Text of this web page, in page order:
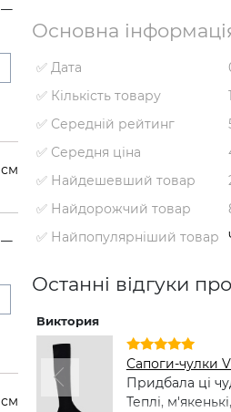
см
см
Основна
✅ Дата
✅ Кількість товару
✅ Середній рейтинг
✅ Середня ціна
✅ Найдешевший товар
✅ Найдорожчий товар
✅ Найпопулярніший товар
Останні відгуки
Виктория
Сапоги-чулки
Придбала ці
Теплі,